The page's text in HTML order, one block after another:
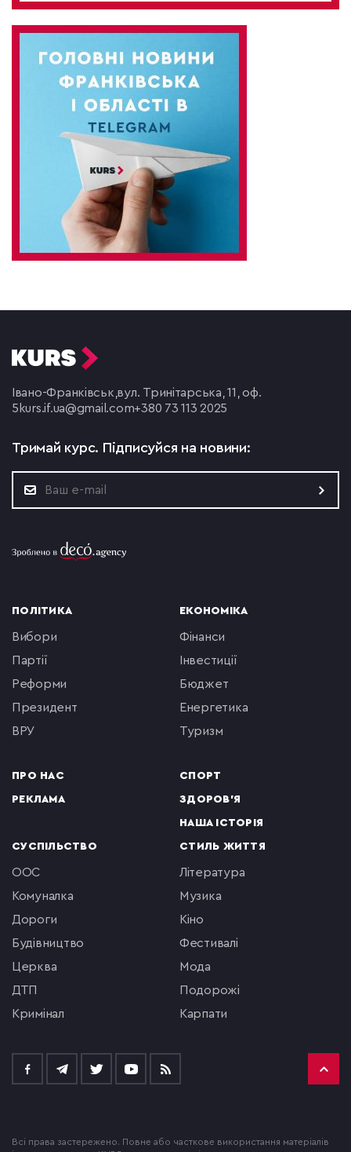
Івано-Франківськ, вул. Тринітарська, 11, оф.
5 kurs.if.ua@gmail.com+380 73 113 2025
Тримай курс. Підписуйся на новини:
ПОЛІТИКА
вибори
партії
реформи
президент
ВРУ
ПРО НАС
РЕКЛАМА
ЕКОНОМІКА
фінанси
інвестиції
бюджет
енергетика
туризм
СПОРТ
ЗДОРОВ'Я
НАША ІСТОРІЯ
СУСПІЛЬСТВО
ООС
комуналка
Дороги
будівництво
церква
ДТП
кримінал
СТИЛЬ ЖИТТЯ
література
музика
кіно
фестивалі
мода
подорожі
Карпати
Всі права застережено. Повне або часткове використання матеріалів